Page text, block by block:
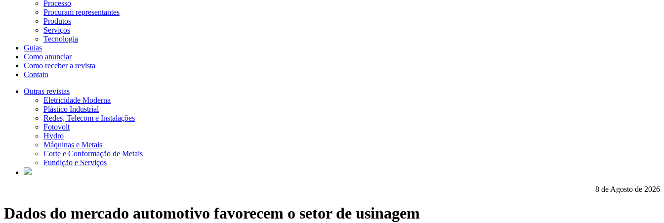
Processo
Procuram representantes
Produtos
Serviços
Tecnologia
Guias
Como anunciar
Como receber a revista
Contato
Outras revistas
Eletricidade Moderna
Plástico Industrial
Redes, Telecom e Instalações
Fotovolt
Hydro
Máquinas e Metais
Corte e Conformação de Metais
Fundição e Serviços
8 de Agosto de 2026
Dados do mercado automotivo favorecem o setor de usinagem